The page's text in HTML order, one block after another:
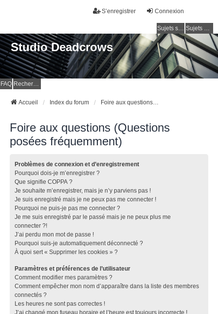
Connexion
S’enregistrer
Sujets sans réponse Sujets actifs
Studio Deadcrows
FAQ Rechercher
Accueil Index du forum Foire aux questions (Questions posées fréquemment)
Foire aux questions (Questions
posées fréquemment)
Problèmes de connexion et d’enregistrement
Pourquoi dois-je m’enregistrer ?
Que signifie COPPA ?
Je souhaite m’enregistrer, mais je n’y parviens pas !
Je suis enregistré mais je ne peux pas me connecter !
Pourquoi ne puis-je pas me connecter ?
Je me suis enregistré par le passé mais je ne peux plus me
connecter ?!
J’ai perdu mon mot de passe !
Pourquoi suis-je automatiquement déconnecté ?
À quoi sert « Supprimer les cookies » ?
Paramètres et préférences de l’utilisateur
Comment modifier mes paramètres ?
Comment empêcher mon nom d’apparaître dans la liste des membres
connectés ?
Les heures ne sont pas correctes !
J’ai changé mon fuseau horaire et l’heure est toujours incorrecte !